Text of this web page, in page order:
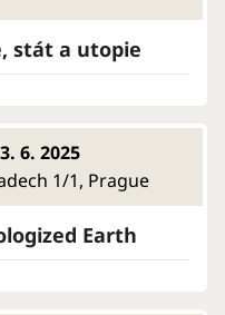
stát a utopie
6. 2025
1/1, Prague
Earth